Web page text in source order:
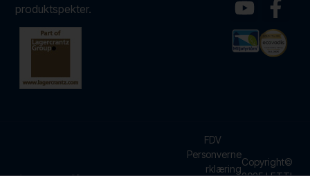
produktspekter.
Copyright©
FDV
Personverne
rklæring